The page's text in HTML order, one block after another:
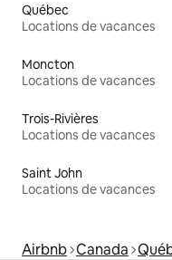
Québec
Locations de vacances
Moncton
Locations de vacances
Trois-Rivières
Locations de vacances
Saint John
Locations de vacances
Airbnb Canada